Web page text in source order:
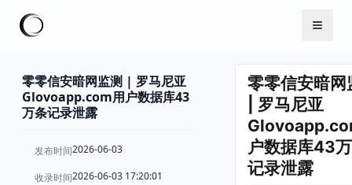
零零信安暗网监测 | 罗马尼亚
Glovoapp.com用户数据库43
万条记录泄露
发布时间2026-06-03
收录时间2026-06-03 17:20:01
零零信安暗网
| 罗马尼亚
户数据库43
记录泄露